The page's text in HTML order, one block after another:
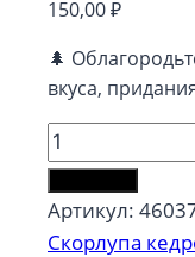
150,00₽
🌲
вкуса,
Количество
товара
Набор
для
Артикул:
Скорлупа